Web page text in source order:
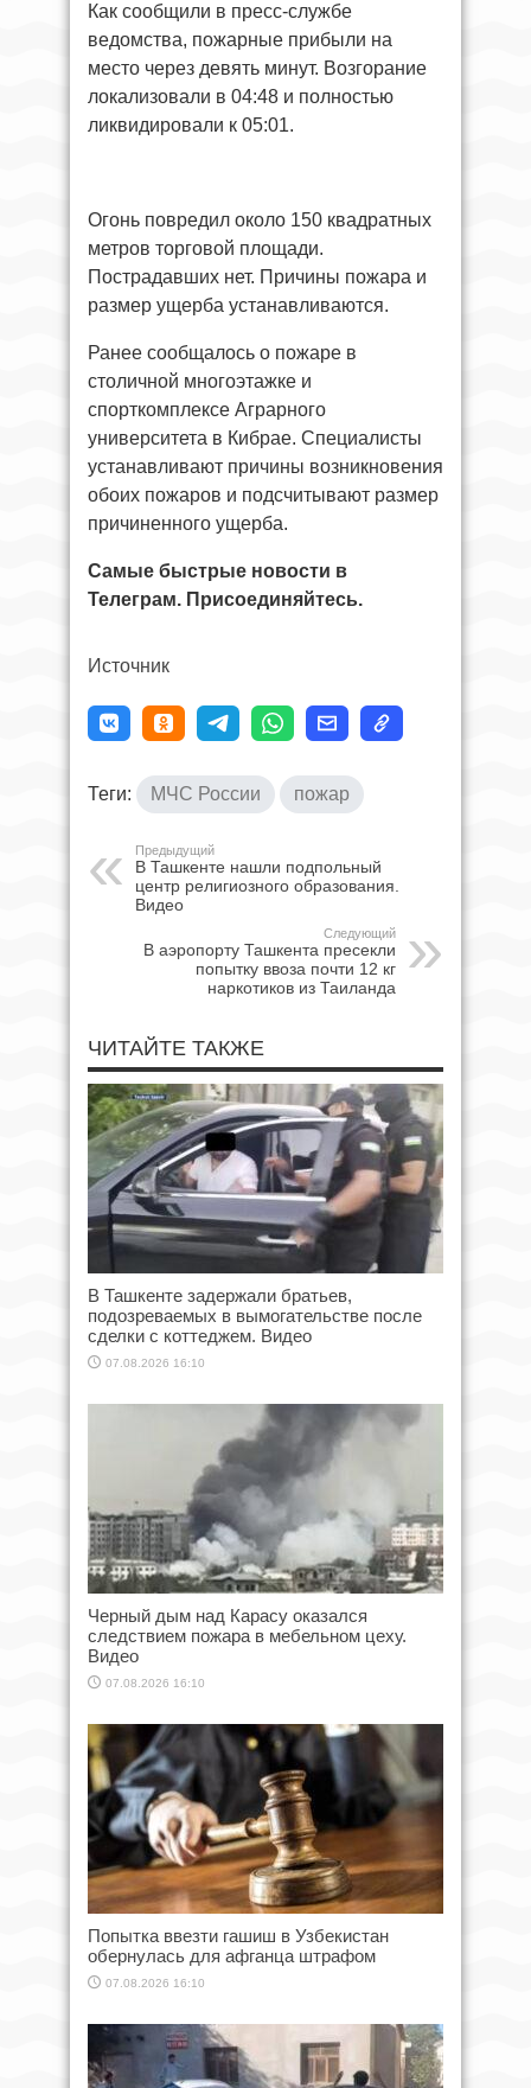
Как сообщили в пресс-службе
ведомства, пожарные прибыли на
место через девять минут. Возгорание
локализовали в 04:48 и полностью
ликвидировали к 05:01.
Огонь повредил около 150 квадратных
метров торговой площади.
Пострадавших нет. Причины пожара и
размер ущерба устанавливаются.
Ранее сообщалось о пожаре в
столичной многоэтажке и
спорткомплексе Аграрного
университета в Кибрае. Специалисты
устанавливают причины возникновения
обоих пожаров и подсчитывают размер
причиненного ущерба.
Самые быстрые новости в
Телеграм. Присоединяйтесь.
Источник
Теги: МЧС России пожар
Предыдущий
В Ташкенте нашли подпольный
центр религиозного образования.
Видео
Следующий
В аэропорту Ташкента пресекли
попытку ввоза почти 12 кг
наркотиков из Таиланда
ЧИТАЙТЕ ТАКЖЕ
В Ташкенте задержали братьев,
подозреваемых в вымогательстве после
сделки с коттеджем. Видео
07.08.2026 16:10
Черный дым над Карасу оказался
следствием пожара в мебельном цеху.
Видео
07.08.2026 16:10
Попытка ввезти гашиш в Узбекистан
обернулась для афганца штрафом
07.08.2026 16:10